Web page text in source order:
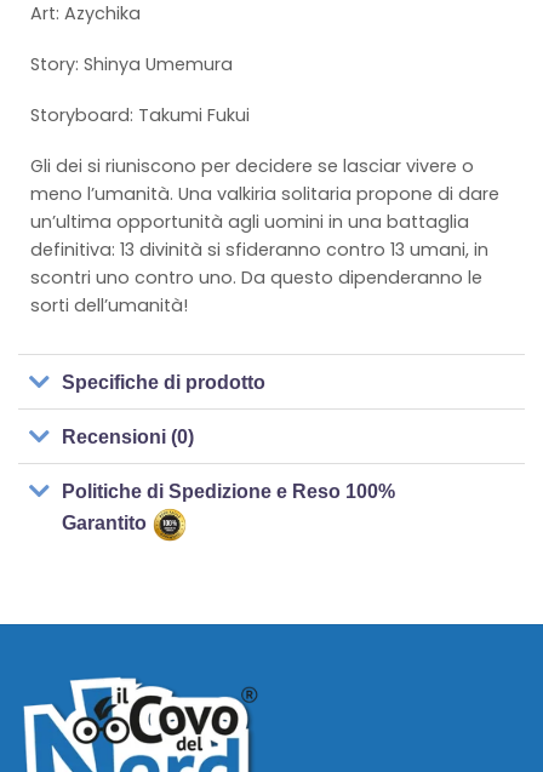
Art: Azychika
Story: Shinya Umemura
Storyboard: Takumi Fukui
Gli dei si riuniscono per decidere se lasciar vivere o
meno l’umanità. Una valkiria solitaria propone di dare
un’ultima opportunità agli uomini in una battaglia
definitiva: 13 divinità si sfideranno contro 13 umani, in
scontri uno contro uno. Da questo dipenderanno le
sorti dell’umanità!
Specifiche di prodotto
Recensioni (0)
Politiche di Spedizione e Reso 100%
Garantito